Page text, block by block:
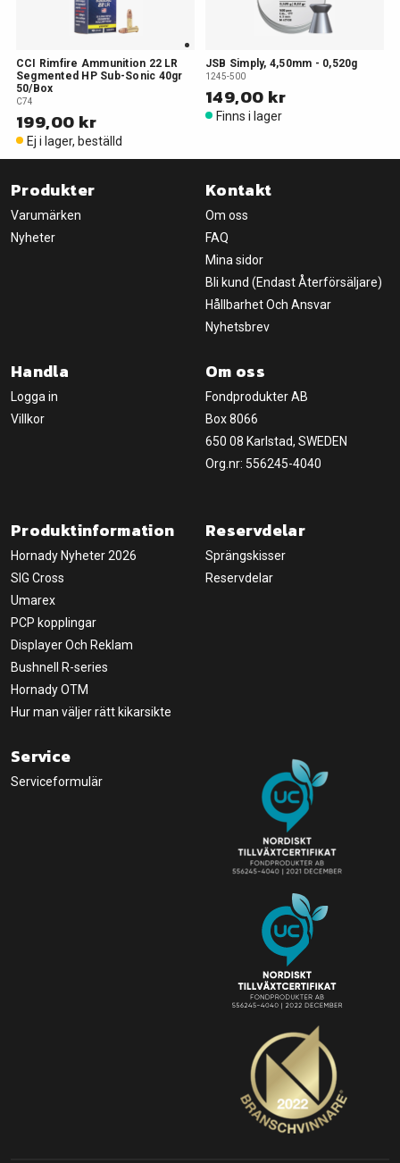
CCI Rimfire Ammunition 22 LR
Segmented HP Sub-Sonic 40gr
50/Box
C74
199,00 kr
Ej i lager, beställd
JSB Simply, 4,50mm - 0,520g
1245-500
149,00 kr
Finns i lager
Produkter
Varumärken
Nyheter
Kontakt
Om oss
FAQ
Mina sidor
Bli kund (Endast Återförsäljare)
Hållbarhet Och Ansvar
Nyhetsbrev
Handla
Logga in
Villkor
Om oss
Fondprodukter AB
Box 8066
650 08 Karlstad, SWEDEN
Org.nr: 556245-4040
Produktinformation
Hornady Nyheter 2026
SIG Cross
Umarex
PCP kopplingar
Displayer Och Reklam
Bushnell R-series
Hornady OTM
Hur man väljer rätt kikarsikte
Reservdelar
Sprängskisser
Reservdelar
Service
Serviceformulär